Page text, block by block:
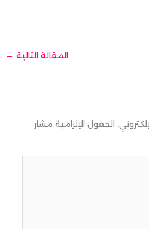
المقالة التالية ←
الحقول الإلزامية مشار